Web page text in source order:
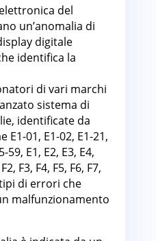
del
un’anomalia di
digitale
identifica la
di vari marchi
sistema di
identificate da
01, E1-02, E1-21,
59, E1, E2, E3, E4,
F3, F4, F5, F6, F7,
di errori che
malfunzionamento